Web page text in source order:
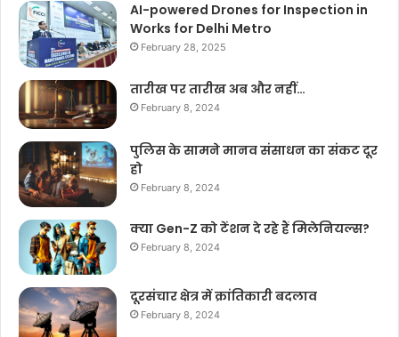
AI-powered Drones for Inspection in
Works for Delhi Metro
February 28, 2025
तारीख पर तारीख अब और नहीं…
February 8, 2024
पुलिस के सामने मानव संसाधन का संकट दूर
हो
February 8, 2024
क्या Gen-Z को टेंशन दे रहे हैं मिलेनियल्स?
February 8, 2024
दूरसंचार क्षेत्र में क्रांतिकारी बदलाव
February 8, 2024